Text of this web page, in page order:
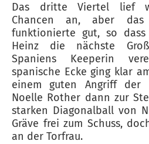
Das dritte Viertel lief
Chancen an, aber das
funktionierte gut, so
Heinz die nächste
Spaniens Keeperin
spanische Ecke ging klar
einem guten Angriff der
Noelle Rother dann zur
starken Diagonalball von
Gräve frei zum Schuss,
an der Torfrau.